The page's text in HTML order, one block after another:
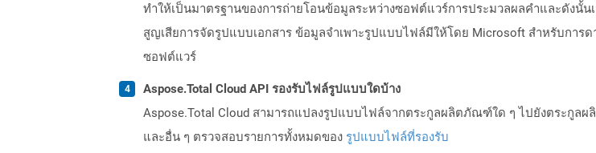
ทำให้เป็นมาตรฐานของการถ่ายโอนข้อมูลระหว่างซอฟต์แวร์การประมวลผลคำและดังนั้
สูญเสียการจัดรูปแบบเอกสาร ข้อมูลจำเพาะรูปแบบไฟล์มีให้โดย Microsoft สำหรับกา
ซอฟต์แวร์
Aspose.Total Cloud API รองรับไฟล์รูปแบบใดบ้าง
Aspose.Total Cloud สามารถแปลงรูปแบบไฟล์จากตระกูลผลิตภัณฑ์ใด ๆ ไปยังตระกูลผลิต
และอื่น ๆ ตรวจสอบรายการทั้งหมดของ รูปแบบไฟล์ที่รองรับ